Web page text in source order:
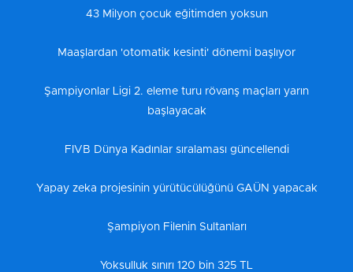
43 Milyon çocuk eğitimden yoksun
Maaşlardan 'otomatik kesinti' dönemi başlıyor
Şampiyonlar Ligi 2. eleme turu rövanş maçları yarın
başlayacak
FIVB Dünya Kadınlar sıralaması güncellendi
Yapay zeka projesinin yürütücülüğünü GAÜN yapacak
Şampiyon Filenin Sultanları
Yoksulluk sınırı 120 bin 325 TL